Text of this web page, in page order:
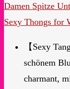
Damen Spitze
Sexy Thongs for
【Sexy
schönem
charmant,